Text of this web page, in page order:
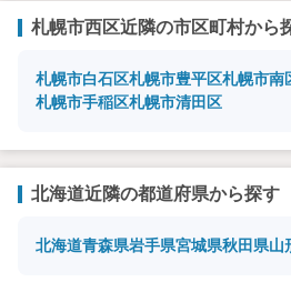
札幌市西区近隣の市区町村から
札幌市白石区札幌市豊平区札幌市南
札幌市手稲区札幌市清田区
北海道近隣の都道府県から探す
北海道青森県岩手県宮城県秋田県山